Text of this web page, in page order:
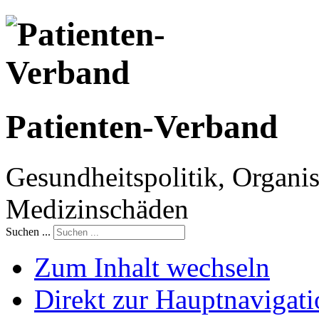
Patienten-Verband
Gesundheitspolitik,
Medizinschäden
Suchen ...
Zum Inhalt wechseln
Direkt zur